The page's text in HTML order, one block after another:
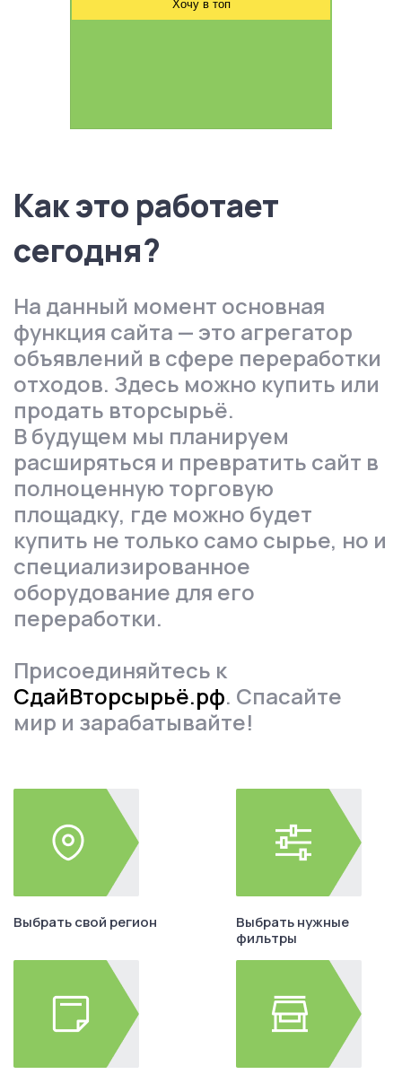
Хочу в топ
Как это работает
сегодня?
На данный момент основная
функция сайта — это агрегатор
объявлений в сфере переработки
отходов. Здесь можно купить или
продать вторсырьё.
В будущем мы планируем
расширяться и превратить сайт в
полноценную торговую
площадку, где можно будет
купить не только само сырье, но и
специализированное
оборудование для его
переработки.
Присоединяйтесь к
СдайВторсырьё.рф. Спасайте
мир и зарабатывайте!
Выбрать свой регион
Выбрать нужные
фильтры